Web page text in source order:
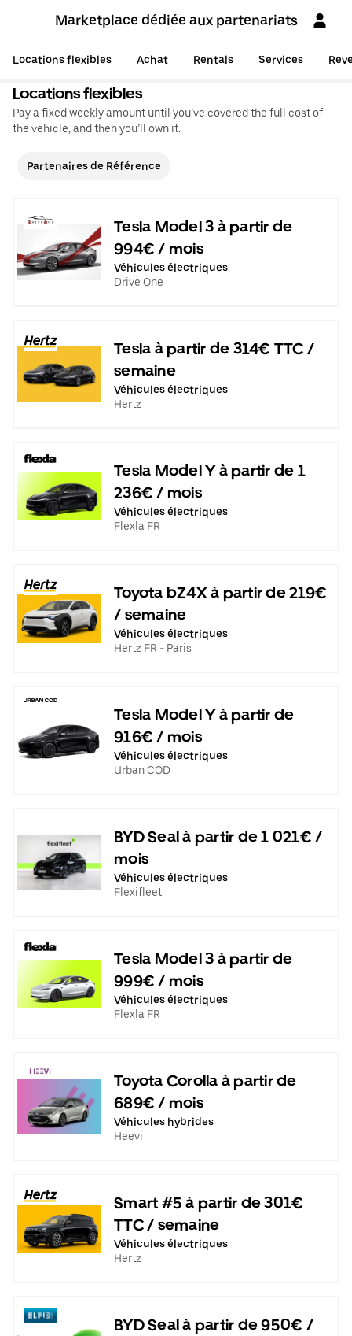
Marketplace dédiée aux partenariats
Locations flexibles Achat Rentals Services
Locations flexibles
Pay a fixed weekly amount until you’ve covered the full cost of
the vehicle, and then you’ll own it.
Partenaires de Référence
Tesla Model 3 à partir de
994€ / mois
Véhicules électriques
Drive One
Tesla à partir de 314€ TTC /
semaine
Véhicules électriques
Hertz
Tesla Model Y à partir de 1
236€ / mois
Véhicules électriques
Flexla FR
Toyota bZ4X à partir de 219€
/ semaine
Véhicules électriques
Hertz FR - Paris
Tesla Model Y à partir de
916€ / mois
Véhicules électriques
Urban COD
BYD Seal à partir de 1 021€ /
mois
Véhicules électriques
Flexifleet
Tesla Model 3 à partir de
999€ / mois
Véhicules électriques
Flexla FR
Toyota Corolla à partir de
689€ / mois
Véhicules hybrides
Heevi
Smart #5 à partir de 301€
TTC / semaine
Véhicules électriques
Hertz
BYD Seal à partir de 950€ /